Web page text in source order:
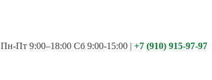
Пн-Пт 9:00–18:00 Сб 9:00-15:00 | +7 (910) 915-97-97